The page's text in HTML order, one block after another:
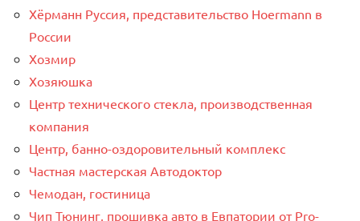
Хёрманн Руссия, представительство Hoermann в
России
Хозмир
Хозяюшка
Центр технического стекла, производственная
компания
Центр, банно-оздоровительный комплекс
Частная мастерская Автодоктор
Чемодан, гостиница
Чип Тюнинг, прошивка авто в Евпатории от Pro-